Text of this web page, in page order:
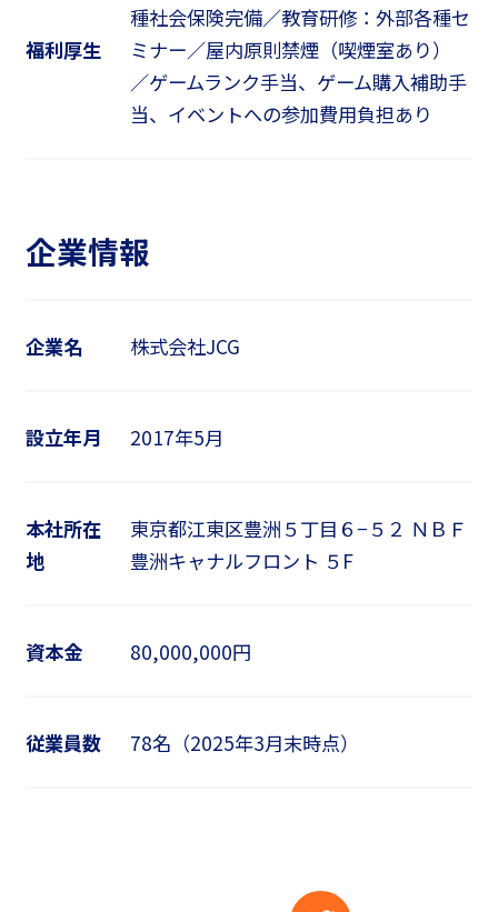
福利厚生
種社会保険完備／教育研修：外部各種セ
ミナー／屋内原則禁煙（喫煙室あり）
／ゲームランク手当、ゲーム購入補助手
当、イベントへの参加費用負担あり
企業情報
企業名 株式会社JCG
設立年月 2017年5月
本社所在
地
東京都江東区豊洲５丁目６−５２ ＮＢＦ
豊洲キャナルフロント ５F
資本金 80,000,000円
従業員数 78名（2025年3月末時点）